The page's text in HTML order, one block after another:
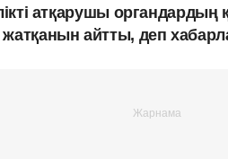
атқарушы
айтты, деп